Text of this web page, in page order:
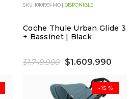
SKU: 10101991-MO | DISPONIBLE
Coche Thule Urban Glide 3
+ Bassinet | Black
$1.749.980 $1.609.990
-15 %